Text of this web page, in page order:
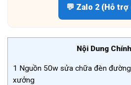
💬 Zalo 2 (Hỗ trợ
Nội Dung Chính
1 Nguồn 50w sửa chữa đèn
xưởng